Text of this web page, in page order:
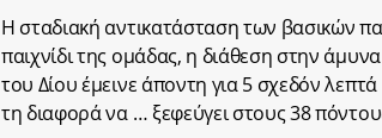
Η σταδιακή αντικατάσταση των βασικών
παιχνίδι της ομάδας, η διάθεση στην
του Δίου έμεινε άποντη για 5 σχεδόν
τη διαφορά να … ξεφεύγει στους 38